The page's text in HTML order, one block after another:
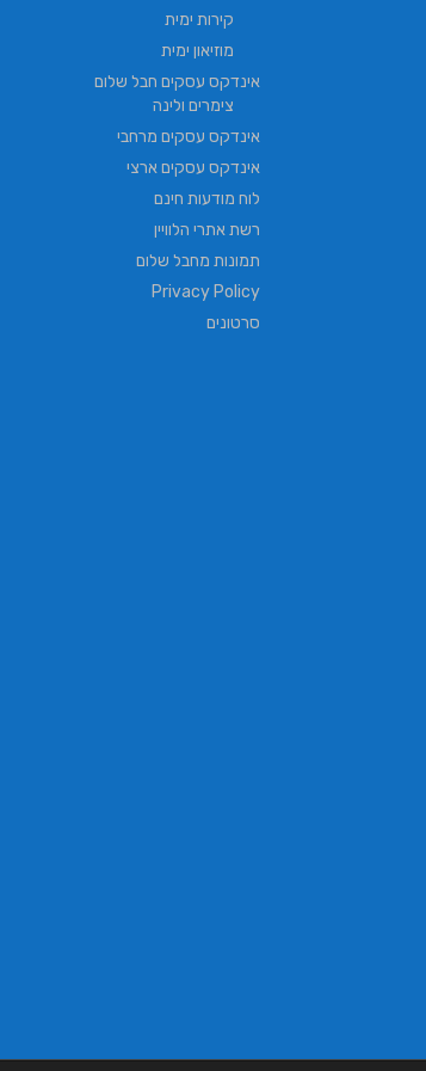
קירות ימית
מוזיאון ימית
אינדקס עסקים חבל שלום
צימרים ולינה
אינדקס עסקים מרחבי
אינדקס עסקים ארצי
לוח מודעות חינם
רשת אתרי הלוויין
תמונות מחבל שלום
Privacy Policy
סרטונים